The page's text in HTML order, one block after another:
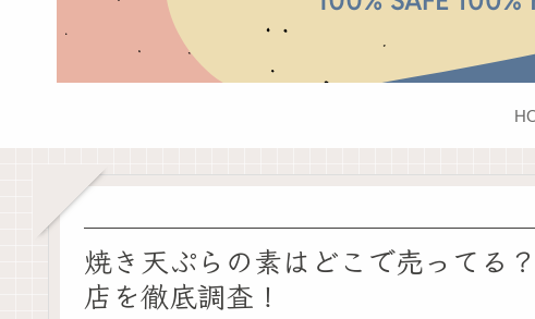
焼き天ぷらの素はどこで売ってる
店を徹底調査！